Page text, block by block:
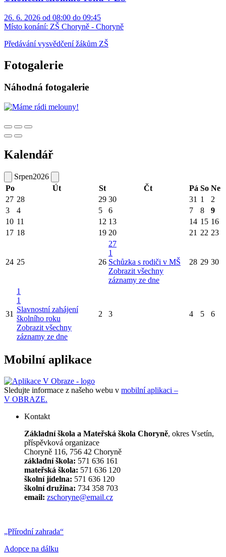
26. 6. 2026 od 08:00 do 09:45
Místo konání: ZŠ Choryně - Choryně
Předávání vysvědčení žákům ZŠ
Fotogalerie
Náhodná fotogalerie
Kalendář
Srpen2026
Po
Út St Čt Pá So Ne
27 28 29 30 31 1
2
3
4 5 6 7 8
9
10 11 12 13 14 15 16
17 18 19 20 21 22 23
24 25 26
27
1
Schůzka s rodiči v MŠ
Zobrazit všechny
záznamy ze dne
28 29 30
31
1
1
Slavnostní zahájení
školního roku
Zobrazit všechny
záznamy ze dne
2 3 4 5 6
Mobilní aplikace
Sledujte informace z našeho webu v mobilní aplikaci –
V OBRAZE.
Kontakt
Základní škola a Mateřská škola Choryně, okres Vsetín,
příspěvková organizace
Choryně 116, 756 42 Choryně
základní škola: 571 636 161
mateřská škola: 571 636 120
školní jídelna: 571 636 120
školní družina: 734 358 703
email: zschoryne@email.cz
„Přírodní zahrada“
Adopce na dálku